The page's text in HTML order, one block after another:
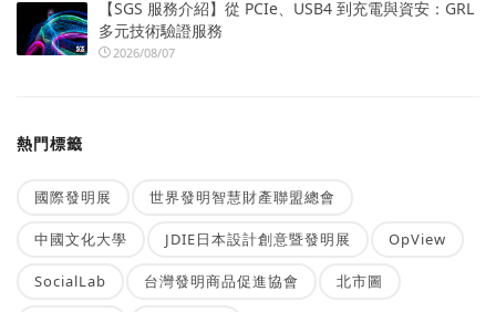
【SGS 服務介紹】從 PCIe、USB4 到充電與資安：GRL
多元技術驗證服務
2026/08/07
熱門標籤
國際發明展 世界發明智慧財產聯盟總會
中國文化大學 JDIE日本設計創意暨發明展 OpView
SocialLab 台灣發明商品促進協會 北市圖